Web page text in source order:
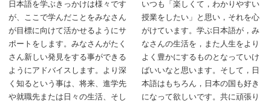
日本語を学ぶきっかけは様々です
が、ここで学んだことをみなさん
が目標に向けて活かせるようにサ
ポートをします。みなさんがたく
さん新しい発見をする事ができる
ようにアドバイスします。より深
く知るという事は、将来、進学先
や就職先または日々の生活、そし
いつも「楽しくて，わかりやすい
授業をしたい」と思い，それを心
がけています。学ぶ日本語が，み
なさんの生活を，また人生をより
よく豊かにするものとなっていけ
ばいいなと思います。そして，日
本語はもちろん，日本の国も好き
になって欲しいです。共に頑張り